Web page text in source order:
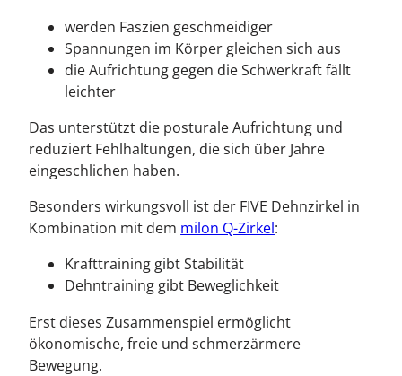
werden Faszien geschmeidiger
Spannungen im Körper gleichen sich aus
die Aufrichtung gegen die Schwerkraft fällt
leichter
Das unterstützt die posturale Aufrichtung und
reduziert Fehlhaltungen, die sich über Jahre
eingeschlichen haben.
Besonders wirkungsvoll ist der FIVE Dehnzirkel in
Kombination mit dem milon Q-Zirkel:
Krafttraining gibt Stabilität
Dehntraining gibt Beweglichkeit
Erst dieses Zusammenspiel ermöglicht
ökonomische, freie und schmerzärmere
Bewegung.